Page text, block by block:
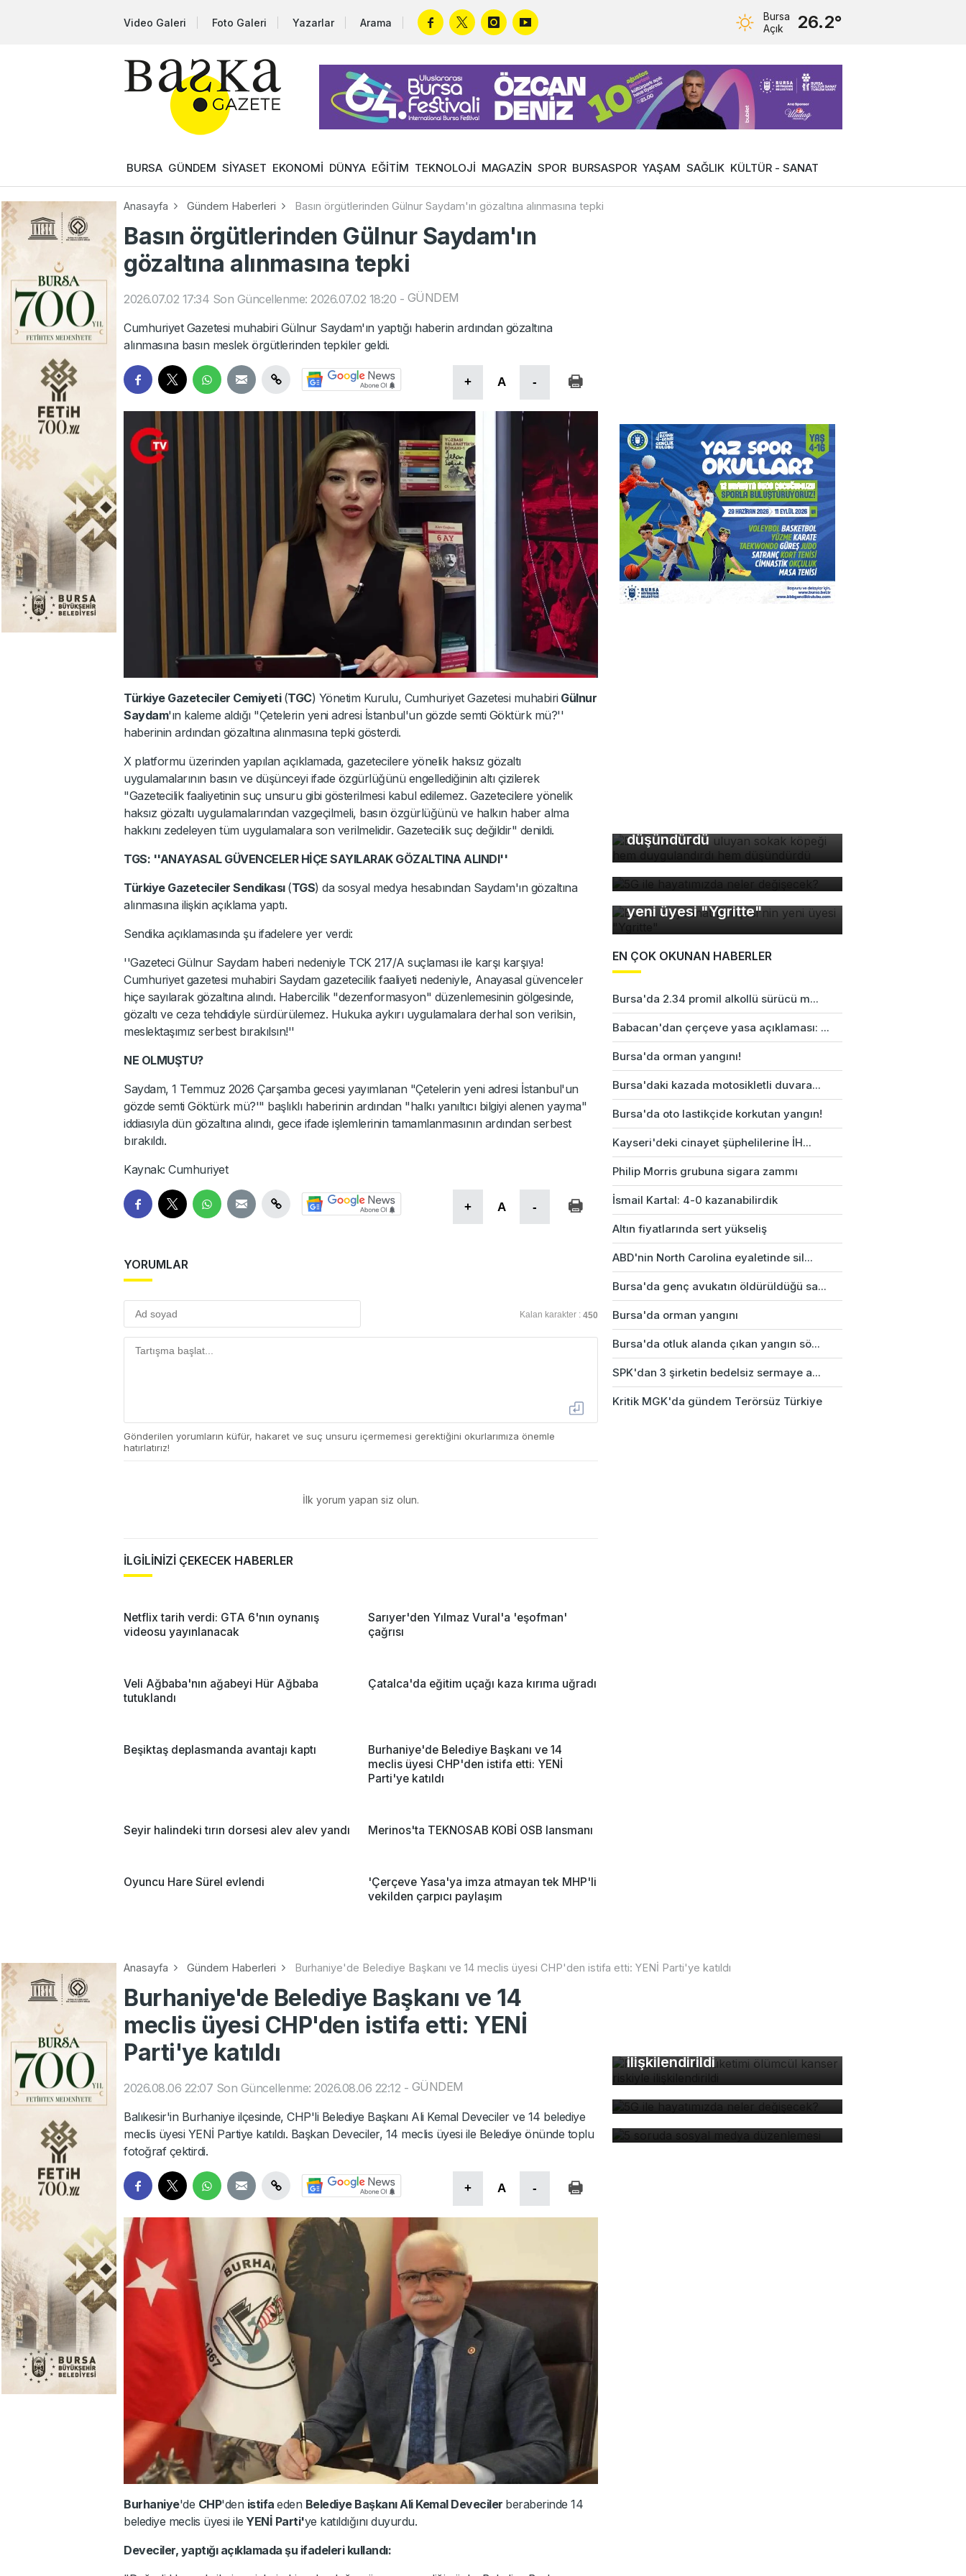
Video Galeri Foto Galeri Yazarlar Arama
Bursa
Açık
26.2°
BURSA GÜNDEM SİYASET EKONOMİ DÜNYA EĞİTİM TEKNOLOJİ MAGAZİN SPOR BURSASPOR YAŞAM SAĞLIK KÜLTÜR - SANAT
Anasayfa Gündem Haberleri Basın örgütlerinden Gülnur Saydam'ın gözaltına alınmasına tepki
Basın örgütlerinden Gülnur Saydam'ın
gözaltına alınmasına tepki
2026.07.02 17:34 Son Güncellenme: 2026.07.02 18:20 - GÜNDEM
Cumhuriyet Gazetesi muhabiri Gülnur Saydam'ın yaptığı haberin ardından gözaltına
alınmasına basın meslek örgütlerinden tepkiler geldi.
+ A -
Türkiye Gazeteciler Cemiyeti (TGC) Yönetim Kurulu, Cumhuriyet Gazetesi muhabiri Gülnur
Saydam'ın kaleme aldığı "Çetelerin yeni adresi İstanbul'un gözde semti Göktürk mü?''
haberinin ardından gözaltına alınmasına tepki gösterdi.
X platformu üzerinden yapılan açıklamada, gazetecilere yönelik haksız gözaltı
uygulamalarının basın ve düşünceyi ifade özgürlüğünü engellediğinin altı çizilerek
"Gazetecilik faaliyetinin suç unsuru gibi gösterilmesi kabul edilemez. Gazetecilere yönelik
haksız gözaltı uygulamalarından vazgeçilmeli, basın özgürlüğünü ve halkın haber alma
hakkını zedeleyen tüm uygulamalara son verilmelidir. Gazetecilik suç değildir" denildi.
TGS: ''ANAYASAL GÜVENCELER HİÇE SAYILARAK GÖZALTINA ALINDI''
Türkiye Gazeteciler Sendikası (TGS) da sosyal medya hesabından Saydam'ın gözaltına
alınmasına ilişkin açıklama yaptı.
Sendika açıklamasında şu ifadelere yer verdi:
''Gazeteci Gülnur Saydam haberi nedeniyle TCK 217/A suçlaması ile karşı karşıya!
Cumhuriyet gazetesi muhabiri Saydam gazetecilik faaliyeti nedeniyle, Anayasal güvenceler
hiçe sayılarak gözaltına alındı. Habercilik "dezenformasyon" düzenlemesinin gölgesinde,
gözaltı ve ceza tehdidiyle sürdürülemez. Hukuka aykırı uygulamalara derhal son verilsin,
meslektaşımız serbest bırakılsın!''
NE OLMUŞTU?
Saydam, 1 Temmuz 2026 Çarşamba gecesi yayımlanan "Çetelerin yeni adresi İstanbul'un
gözde semti Göktürk mü?'" başlıklı haberinin ardından "halkı yanıltıcı bilgiyi alenen yayma"
iddiasıyla dün gözaltına alındı, gece ifade işlemlerinin tamamlanmasının ardından serbest
bırakıldı.
Kaynak: Cumhuriyet
+ A -
YORUMLAR
Kalan karakter : 450
Gönderilen yorumların küfür, hakaret ve suç unsuru içermemesi gerektiğini okurlarımıza önemle
hatırlatırız!
İlk yorum yapan siz olun.
İLGİLİNİZİ ÇEKECEK HABERLER
Netflix tarih verdi: GTA 6'nın oynanış
videosu yayınlanacak
Sarıyer'den Yılmaz Vural'a 'eşofman'
çağrısı
Veli Ağbaba'nın ağabeyi Hür Ağbaba
tutuklandı
Çatalca'da eğitim uçağı kaza kırıma uğradı
Beşiktaş deplasmanda avantajı kaptı
Burhaniye'de Belediye Başkanı ve 14
meclis üyesi CHP'den istifa etti: YENİ
Parti'ye katıldı
Seyir halindeki tırın dorsesi alev alev yandı Merinos'ta TEKNOSAB KOBİ OSB lansmanı
Oyuncu Hare Sürel evlendi
'Çerçeve Yasa'ya imza atmayan tek MHP'li
vekilden çarpıcı paylaşım
düşündürdü
5G ile hayatımızda neler
değişecek?
Bursa Hayvanat Bahçesi'nin
yeni üyesi "Ygritte"
EN ÇOK OKUNAN HABERLER
Bursa'da 2.34 promil alkollü sürücü m...
Babacan'dan çerçeve yasa açıklaması: ...
Bursa'da orman yangını!
Bursa'daki kazada motosikletli duvara...
Bursa'da oto lastikçide korkutan yangın!
Kayseri'deki cinayet şüphelilerine İH...
Philip Morris grubuna sigara zammı
İsmail Kartal: 4-0 kazanabilirdik
Altın fiyatlarında sert yükseliş
ABD'nin North Carolina eyaletinde sil...
Bursa'da genç avukatın öldürüldüğü sa...
Bursa'da orman yangını
Bursa'da otluk alanda çıkan yangın sö...
SPK'dan 3 şirketin bedelsiz sermaye a...
Kritik MGK'da gündem Terörsüz Türkiye
Anasayfa Gündem Haberleri Burhaniye'de Belediye Başkanı ve 14 meclis üyesi CHP'den istifa etti: YENİ Parti'ye katıldı
Burhaniye'de Belediye Başkanı ve 14
meclis üyesi CHP'den istifa etti: YENİ
Parti'ye katıldı
2026.08.06 22:07 Son Güncellenme: 2026.08.06 22:12 - GÜNDEM
Balıkesir'in Burhaniye ilçesinde, CHP'li Belediye Başkanı Ali Kemal Deveciler ve 14 belediye
meclis üyesi YENİ Partiye katıldı. Başkan Deveciler, 14 meclis üyesi ile Belediye önünde toplu
fotoğraf çektirdi.
+ A -
Burhaniye'de CHP'den istifa eden Belediye Başkanı Ali Kemal Deveciler beraberinde 14
belediye meclis üyesi ile YENİ Parti'ye katıldığını duyurdu.
Deveciler, yaptığı açıklamada şu ifadeleri kullandı:
ilişkilendirildi
5G ile hayatımızda neler
değişecek?
5 soruda sosyal medya
düzenlemesi